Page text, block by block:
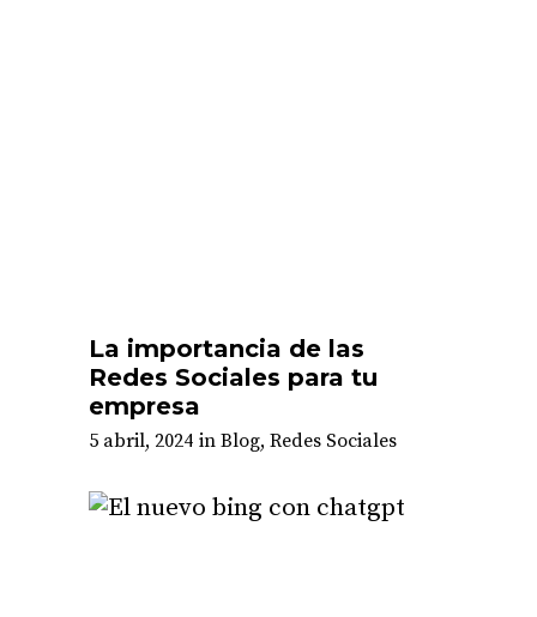
La importancia de las
Redes Sociales para tu
empresa
5 abril, 2024 in Blog, Redes Sociales